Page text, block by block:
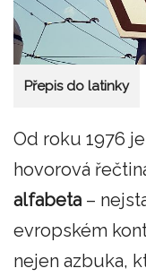
Přepis do latinky
Od roku 1976
hovorová
alfabeta –
evropském
nejen azbuka,